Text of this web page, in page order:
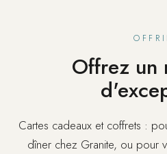
Offrez un
Cartes cadeaux et coffrets :
dîner chez Granite, ou pour